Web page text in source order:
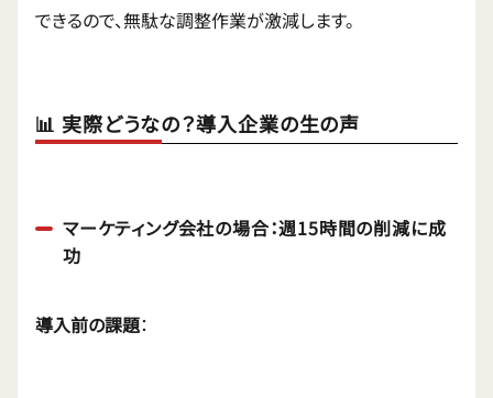
できるので、無駄な調整作業が激減します。
📊 実際どうなの？導入企業の生の声
マーケティング会社の場合：週15時間の削減に成
功
導入前の課題：